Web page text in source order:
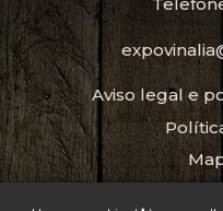
Aviso legal e